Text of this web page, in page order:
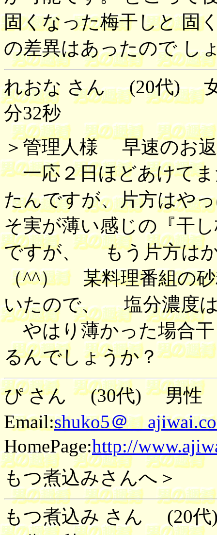
固くなった梅干しと 固
の差異はあったので し
れおな さん (20代) 女
分32秒
＞管理人様 早速のお
一応２日ほどあけて
たんですが、片方はや
そ実が薄い感じの『干
ですが、 もう片方は
（^^） 某料理番組の
いたので、 塩分濃度
やはり薄かった場合
るんでしょうか？
ぴ さん (30代) 男性
Email:shuko5＠
HomePage:http://
もつ煮込みさんへ＞
もつ煮込み さん (20